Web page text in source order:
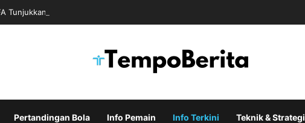
Tunjukkan Dukungan untuk Infantino Usai Rapat Krisis di Maroko
Pertandingan Bola Info Pemain Info Terkini Teknik & Strategi